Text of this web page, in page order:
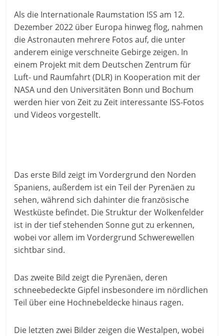
Als die Internationale Raumstation ISS am 12.
Dezember 2022 über Europa hinweg flog, nahmen
die Astronauten mehrere Fotos auf, die unter
anderem einige verschneite Gebirge zeigen. In
einem Projekt mit dem Deutschen Zentrum für
Luft- und Raumfahrt (DLR) in Kooperation mit der
NASA und den Universitäten Bonn und Bochum
werden hier von Zeit zu Zeit interessante ISS-Fotos
und Videos vorgestellt.
Das erste Bild zeigt im Vordergrund den Norden
Spaniens, außerdem ist ein Teil der Pyrenäen zu
sehen, während sich dahinter die französische
Westküste befindet. Die Struktur der Wolkenfelder
ist in der tief stehenden Sonne gut zu erkennen,
wobei vor allem im Vordergrund Schwerewellen
sichtbar sind.
Das zweite Bild zeigt die Pyrenäen, deren
schneebedeckte Gipfel insbesondere im nördlichen
Teil über eine Hochnebeldecke hinaus ragen.
Die letzten zwei Bilder zeigen die Westalpen, wobei